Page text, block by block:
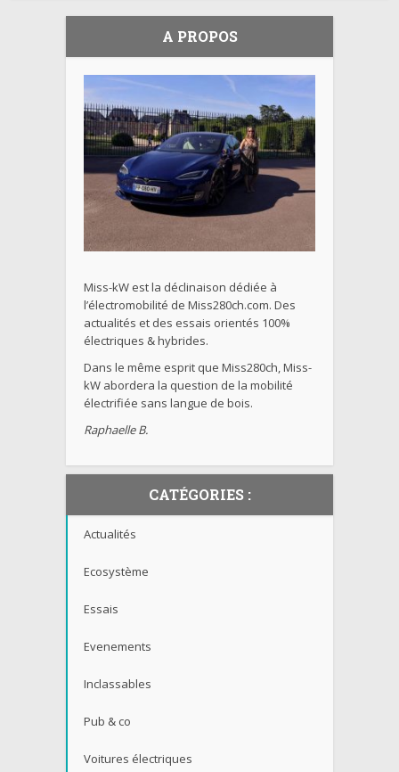
A PROPOS
Miss-kW est la déclinaison dédiée à
l’électromobilité de Miss280ch.com. Des
actualités et des essais orientés 100%
électriques & hybrides.
Dans le même esprit que Miss280ch, Miss-
kW abordera la question de la mobilité
électrifiée sans langue de bois.
Raphaelle B.
CATÉGORIES :
Actualités
Ecosystème
Essais
Evenements
Inclassables
Pub & co
Voitures électriques